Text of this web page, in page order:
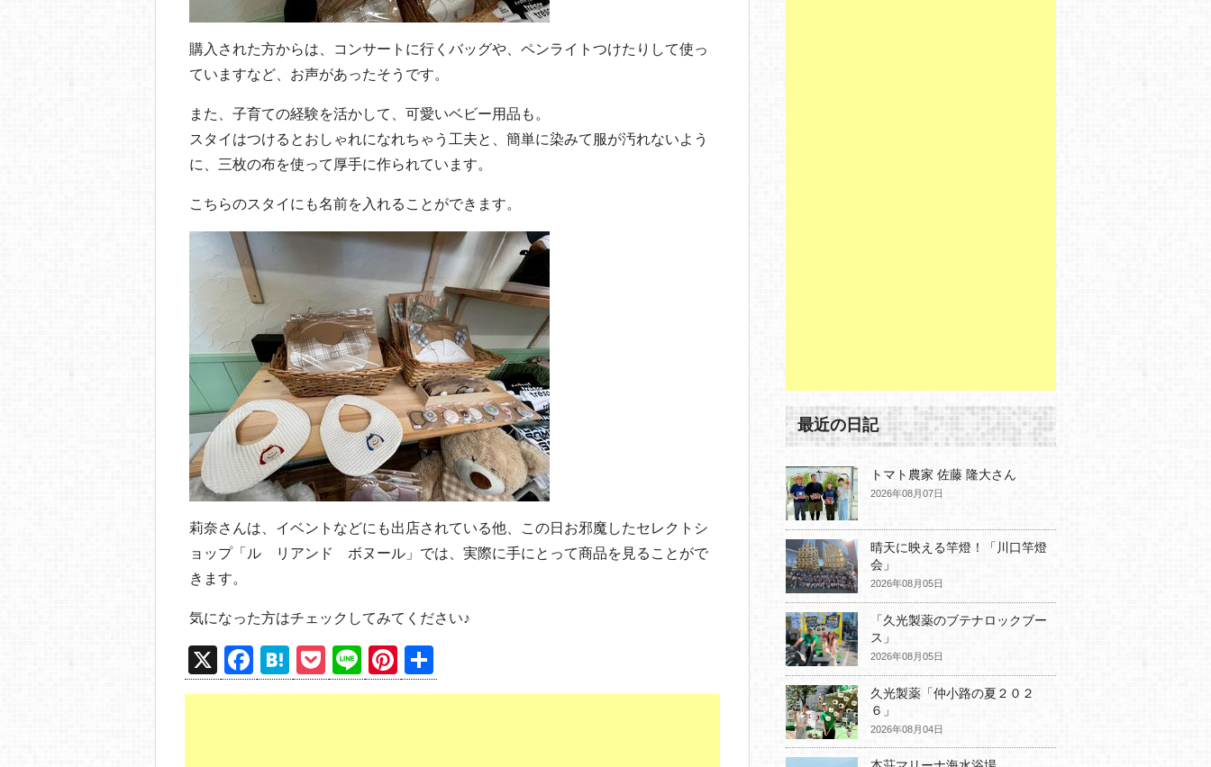
購入された方からは、コンサートに行くバッグや、ペンライトつけたりして使っ
ていますなど、お声があったそうです。
また、子育ての経験を活かして、可愛いベビー用品も。
スタイはつけるとおしゃれになれちゃう工夫と、簡単に染みて服が汚れないよう
に、三枚の布を使って厚手に作られています。
こちらのスタイにも名前を入れることができます。
莉奈さんは、イベントなどにも出店されている他、この日お邪魔したセレクトシ
ョップ「ル リアンド ボヌール」では、実際に手にとって商品を見ることがで
きます。
気になった方はチェックしてみてください♪
X
F
a
H
at
P
o
Li
n
Pi
nt 有
最近の日記
トマト農家 佐藤 隆大さん
2026年08月07日
晴天に映える竿燈！「川口竿燈
会」
2026年08月05日
「久光製薬のブテナロックブー
ス」
2026年08月05日
久光製薬「仲小路の夏２０２
６」
2026年08月04日